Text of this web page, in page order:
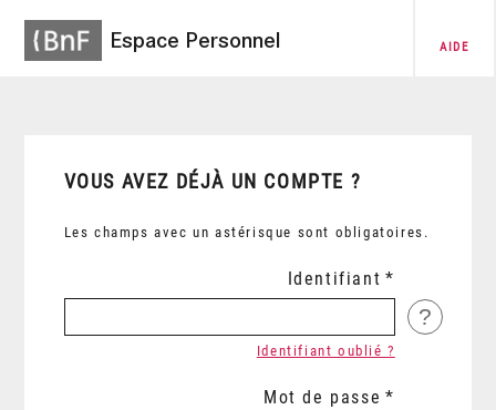
Espace Personnel AIDE
VOUS AVEZ DÉJÀ UN COMPTE ?
Les champs avec un astérisque sont obligatoires.
Identifiant
?
Identifiant oublié ?
Mot de passe